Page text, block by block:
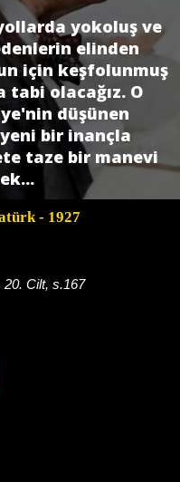
yokoluş ve
elinden
için keşfolunmuş
olacağız. O
düşünen
bir inançla
taze bir manevi
- 1927
20. Cilt, s.167